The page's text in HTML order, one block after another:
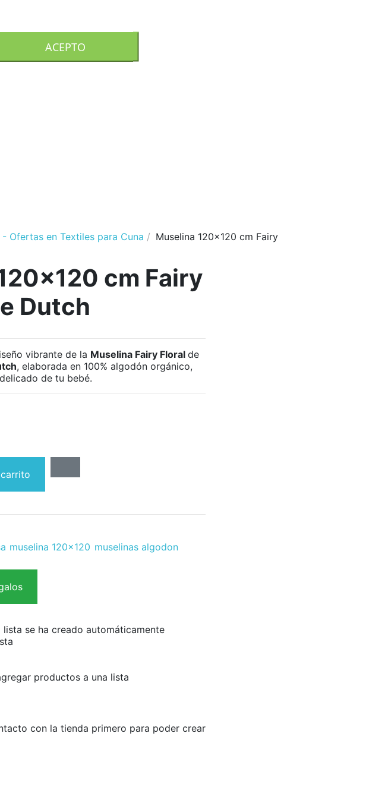
Ofertas en Textiles para Cuna
Muselina 120x120 cm Fairy
cm Fairy
Dutch
vibrante de la Muselina Fairy Floral de
, elaborada en 100% algodón orgánico,
de tu bebé.
muselina 120x120 muselinas algodon
lista se ha creado automáticamente
productos a una lista
con la tienda primero para poder crear
ACEPTO